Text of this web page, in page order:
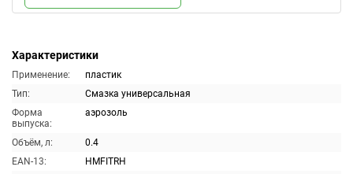
Характеристики
Применение:
пластик
Тип:
Смазка универсальная
Форма
выпуска:
аэрозоль
Объём, л:
0.4
EAN-13:
HMFITRH